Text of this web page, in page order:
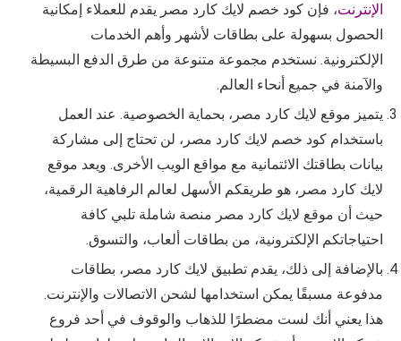
الإنترنت، فإن كود خصم لايك كارد مصر يقدم للعملاء إمكانية
الحصول بسهولة على بطاقات لأشهر وأهم الخدمات
الإلكترونية. نستخدم مجموعة متنوعة من طرق الدفع البسيطة
والآمنة في جميع أنحاء العالم.
يتميز موقع لايك كارد مصر، بحماية الخصوصية. عند العمل
باستخدام كود خصم لايك كارد مصر، لن تحتاج إلى مشاركة
بيانات بطاقتك الائتمانية مع مواقع الويب الأخرى. ويعد موقع
لايك كارد مصر، هو طريقكم الأسهل لعالم الرفاهية الرقمية،
حيث أن موقع لايك كارد مصر منصة شاملة تلبي كافة
احتياجاتكم الإلكترونية، من بطاقات ألعاب، والتسوق.
بالإضافة إلى ذلك، يقدم تطبيق لايك كارد مصر، بطاقات
مدفوعة مسبقًا يمكن استخدامها لشحن الاتصالات والإنترنت.
هذا يعني أنك لست مضطرًا للذهاب والوقوف في أحد فروع